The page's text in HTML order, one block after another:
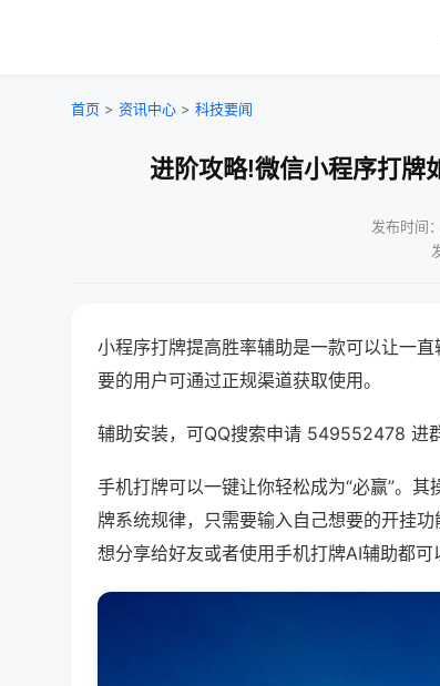
首页 > 资讯中心 > 科技要闻
进阶攻略!微信小程序打牌
发布时间
小程序打牌提高胜率辅助是一款可以让一
要的用户可通过正规渠道获取使用。
辅助安装，可QQ搜索申请 549552478 进
手机打牌可以一键让你轻松成为“必赢”。
牌系统规律，只需要输入自己想要的开挂
想分享给好友或者使用手机打牌AI辅助都可